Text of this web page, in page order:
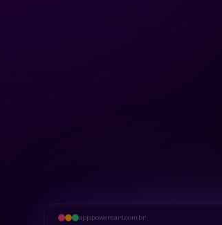
app.powercart.com.br